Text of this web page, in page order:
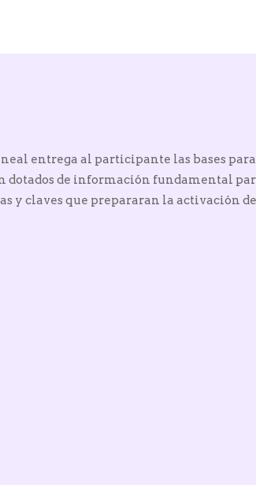
entrega al participante las bases
dotados de información fundamental
y claves que prepararan la activación